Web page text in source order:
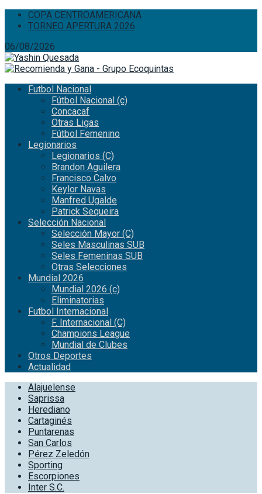
COPA CENTROAMERICANA
TORNEO APERTURA 2026
06/08/2026
Futbol Nacional
Fútbol Nacional (c)
Concacaf
Otras Ligas
Fútbol Femenino
Legionarios
Legionarios (C)
Brandon Aguilera
Francisco Calvo
Keylor Navas
Manfred Ugalde
Patrick Sequeira
Selección Nacional
Selección Mayor (C)
Seles Masculinas SUB
Seles Femeninas SUB
Otras Selecciones
Mundial 2026
Mundial 2026 (c)
Eliminatorias
Futbol Internacional
F. Internacional (C)
Champions League
Mundial de Clubes
Otros Deportes
Actualidad
Alajuelense
Saprissa
Herediano
Cartaginés
Puntarenas
San Carlos
Pérez Zeledón
Sporting
Escorpiones
Inter S.C.